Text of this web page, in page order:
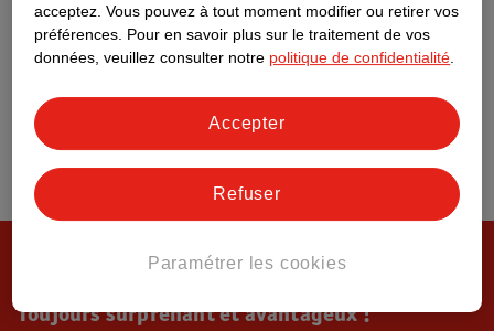
Toujours surprenant et avantageux !
acceptez. Vous pouvez à tout moment modifier ou retirer vos
préférences. Pour en savoir plus sur le traitement de vos
données, veuillez consulter notre politique de confidentialité
Paramétrer les cookies
Refuser
Accepter